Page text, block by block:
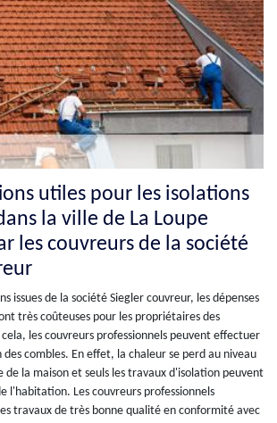
utiles pour les isolations
la ville de La Loupe
les couvreurs de la société
issues de la société Siegler couvreur, les dépenses
très coûteuses pour les propriétaires des
les couvreurs professionnels peuvent effectuer
combles. En effet, la chaleur se perd au niveau
de la maison et seuls les travaux d'isolation peuvent
l'habitation. Les couvreurs professionnels
travaux de très bonne qualité en conformité avec